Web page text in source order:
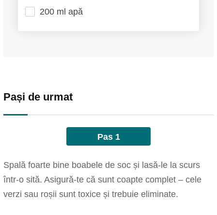
200 ml apă
Pași de urmat
Pas 1
Spală foarte bine boabele de soc și lasă-le la scurs
într-o sită. Asigură-te că sunt coapte complet – cele
verzi sau roșii sunt toxice și trebuie eliminate.